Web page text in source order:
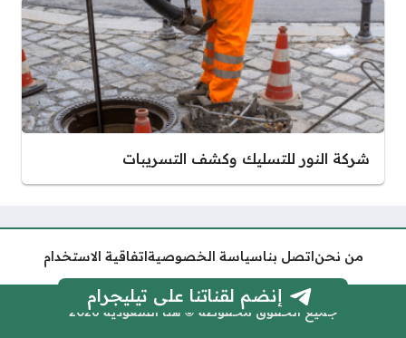
شركة النور للتسليك وكشف التسريبات
من نحناتصل بناسياسة الخصوصيةاتفاقية الاستخدام
جميع الحقوق محفوظة © هنا السعودية 2026
إنضم لقناتنا على تيليجرام